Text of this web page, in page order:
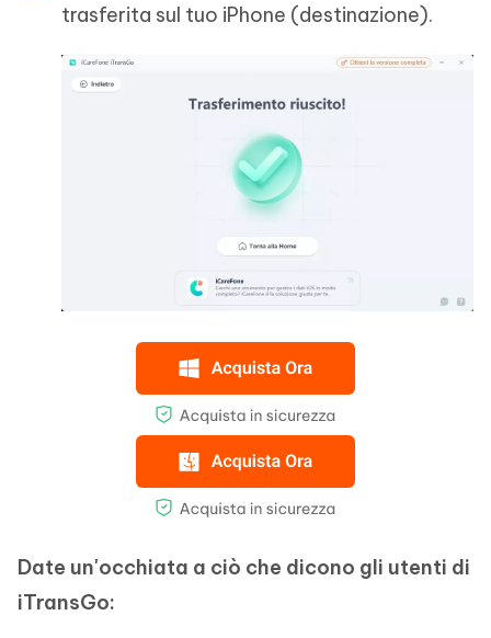
trasferita sul tuo iPhone (destinazione).
Date un'occhiata a ciò che dicono gli utenti di
iTransGo: